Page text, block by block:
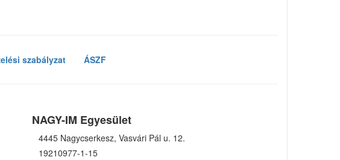
szabályzat ÁSZF
NAGY-IM Egyesület
4445 Nagycserkesz, Vasvári Pál u. 12.
19210977-1-15